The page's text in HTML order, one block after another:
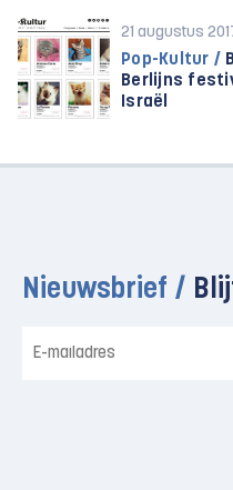
21 augustus
Pop-Kultur /
Berlijns
Israël
Nieuwsbrief /
mailadres